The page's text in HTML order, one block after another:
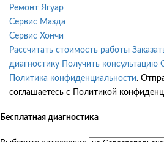
Ремонт Ягуар
Сервис Мазда
Сервис Хончи
Рассчитать стоимость работы
диагностику
Получить консультацию
Политика конфиденциальности.
соглашаетесь с Политикой
Бесплатная диагностика